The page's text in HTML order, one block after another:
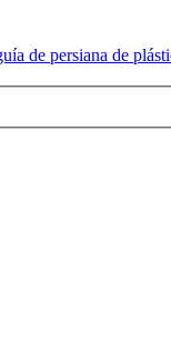
de persiana de